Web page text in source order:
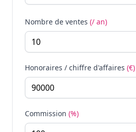
Nombre de ventes (/ an)
Honoraires / chiffre d'affaires (€)
Commission (%)